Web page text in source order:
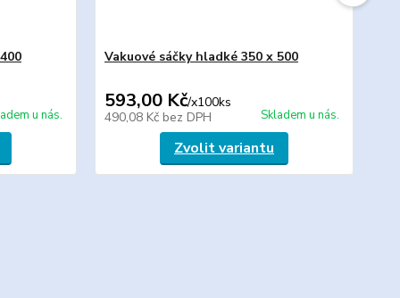
u nás.
Vakuové sáčky hladké 350 x 500
593,00 Kč/x100ks
490,08 Kč bez DPH Skladem u nás.
Zvolit variantu